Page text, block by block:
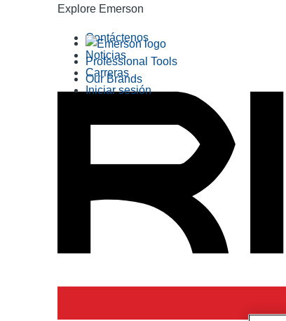
Explore Emerson
Professional Tools
Our Brands
Contáctenos
Noticias
Carreras
Iniciar sesión